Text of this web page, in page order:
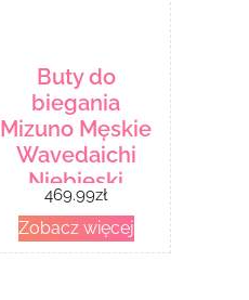
Buty do
biegania
Mizuno Męskie
Wavedaichi
Niebieski
469.99zł
Zobacz więcej